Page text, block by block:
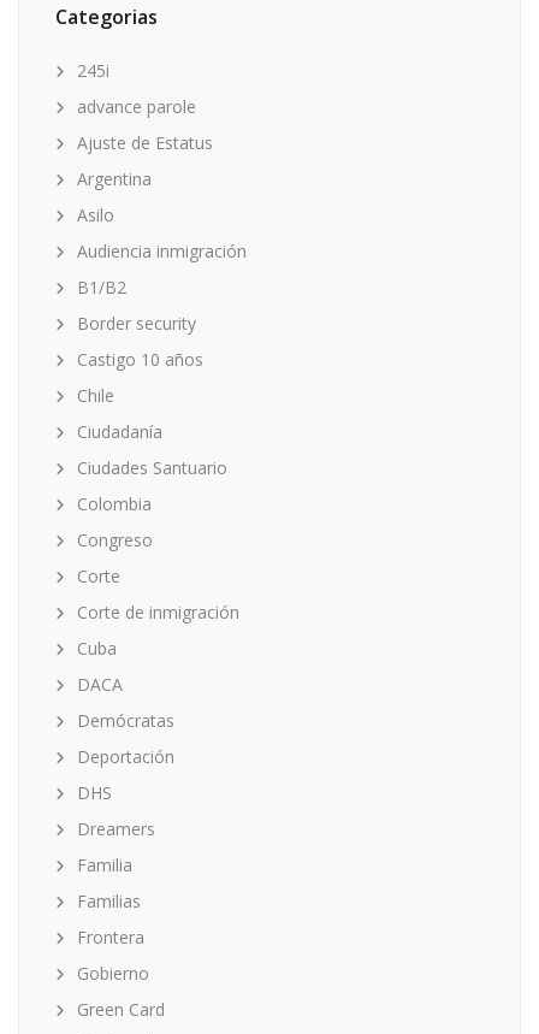
Categorias
245i
advance parole
Ajuste de Estatus
Argentina
Asilo
Audiencia inmigración
B1/B2
Border security
Castigo 10 años
Chile
Ciudadanía
Ciudades Santuario
Colombia
Congreso
Corte
Corte de inmigración
Cuba
DACA
Demócratas
Deportación
DHS
Dreamers
Familia
Familias
Frontera
Gobierno
Green Card